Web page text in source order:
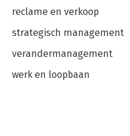
reclame en verkoop
strategisch management
verandermanagement
werk en loopbaan